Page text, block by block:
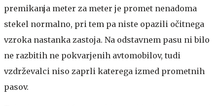
premikanja meter za meter je promet nenadoma
stekel normalno, pri tem pa niste opazili očitnega
vzroka nastanka zastoja. Na odstavnem pasu ni bilo
ne razbitih ne pokvarjenih avtomobilov, tudi
vzdrževalci niso zaprli katerega izmed prometnih
pasov.